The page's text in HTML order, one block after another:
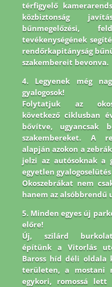
térfigyelő
közbiztonság
bűnmegelőzési,
tevékenységének
rendőrkapitányság
szakembereit bevonva.
4. Legyenek még
gyalogosok!
Folytatjuk az
következő ciklusban
bővítve, ugyancsak
szakembereket. A
alapján azokon a
jelzi az autósoknak a
egyetlen
Okoszebrákat nem
hanem az
5. Minden egyes új
előre!
Új, szilárd
építünk a Vitorlás
Baross híd déli oldala
területen, a mostani
egykori, romossá lett